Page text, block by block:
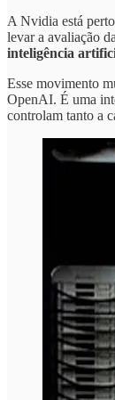
A Nvidia está
levar a avaliação
inteligência
Esse movimento
OpenAI. É uma
controlam tanto a